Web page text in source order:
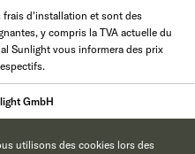
frais d'installation et sont des
y compris la TVA actuelle du
Sunlight vous informera des prix
GmbH
utilisons des cookies lors des